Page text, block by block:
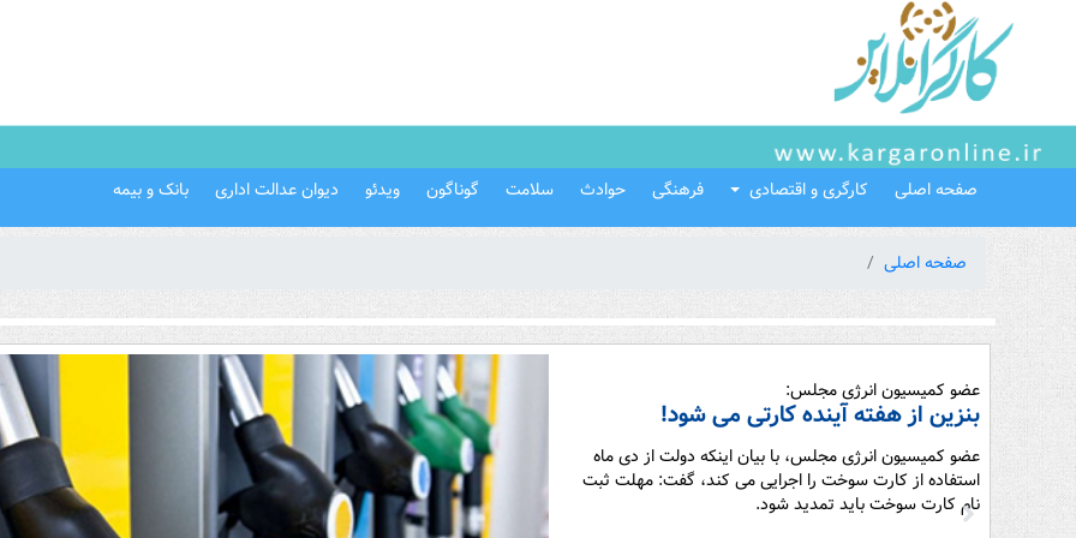
صفحه اصلی کارگری و اقتصادی فرهنگی حوادث سلامت گوناگون ویدئو دیوان عدالت اداری بانک و بیمه
صفحه اصلی
عضو کمیسیون انرژی مجلس:
بنزین از هفته آینده کارتی می شود!
عضو کمیسیون انرژی مجلس، با بیان اینکه دولت از دی ماه
استفاده از کارت سوخت را اجرایی می کند، گفت: مهلت ثبت
نام کارت سوخت باید تمدید شود.